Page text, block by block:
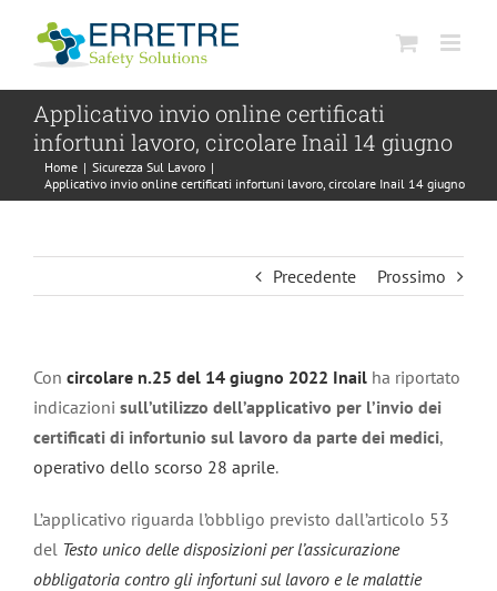
contenuto
Applicativo invio online certificati
infortuni lavoro, circolare Inail 14 giugno
Home | Sicurezza Sul Lavoro |
Applicativo invio online certificati infortuni lavoro, circolare Inail 14 giugno
Precedente Prossimo
Con circolare n.25 del 14 giugno 2022 Inail ha riportato
indicazioni sull’utilizzo dell’applicativo per l’invio dei
certificati di infortunio sul lavoro da parte dei medici,
operativo dello scorso 28 aprile.
L’applicativo riguarda l’obbligo previsto dall’articolo 53
del Testo unico delle disposizioni per l’assicurazione
obbligatoria contro gli infortuni sul lavoro e le malattie